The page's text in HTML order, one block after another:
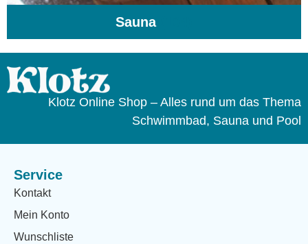
Sauna
Klotz Online Shop – Alles rund um das Thema
Schwimmbad, Sauna und Pool
Service
Kontakt
Mein Konto
Wunschliste